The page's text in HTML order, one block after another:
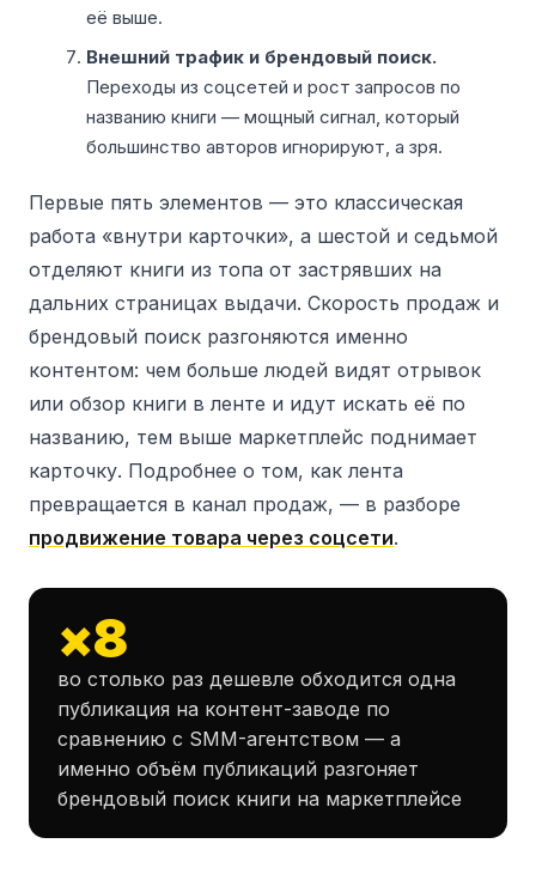
её выше.
Внешний трафик и брендовый поиск.
Переходы из соцсетей и рост запросов по
названию книги — мощный сигнал, который
большинство авторов игнорируют, а зря.
Первые пять элементов — это классическая
работа «внутри карточки», а шестой и седьмой
отделяют книги из топа от застрявших на
дальних страницах выдачи. Скорость продаж и
брендовый поиск разгоняются именно
контентом: чем больше людей видят отрывок
или обзор книги в ленте и идут искать её по
названию, тем выше маркетплейс поднимает
карточку. Подробнее о том, как лента
превращается в канал продаж, — в разборе
продвижение товара через соцсети.
×8
во столько раз дешевле обходится одна
публикация на контент-заводе по
сравнению с SMM-агентством — а
именно объём публикаций разгоняет
брендовый поиск книги на маркетплейсе